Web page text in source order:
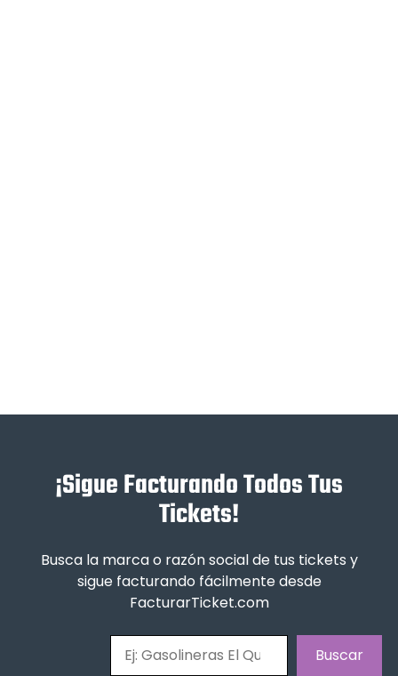
¡Sigue Facturando Todos Tus
Tickets!
Busca la marca o razón social de tus tickets y
sigue facturando fácilmente desde
FacturarTicket.com
Buscar
Buscar